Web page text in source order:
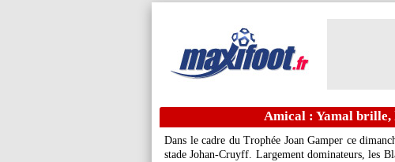
Amical : Yamal brille,
Dans le cadre du Trophée Joan Gamper ce
stade Johan-Cruyff. Largement dominateurs, les